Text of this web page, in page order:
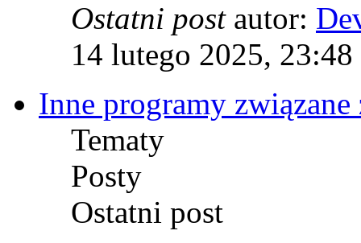
Ostatni postautor:
14 lutego 2025, 23:48
Inne programy
Tematy
Posty
Ostatni post